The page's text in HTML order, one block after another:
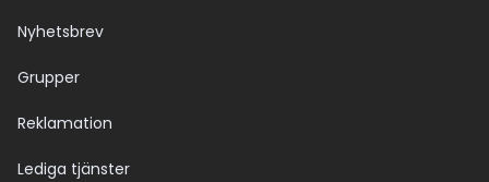
Nyhetsbrev
Grupper
Reklamation
Lediga tjänster